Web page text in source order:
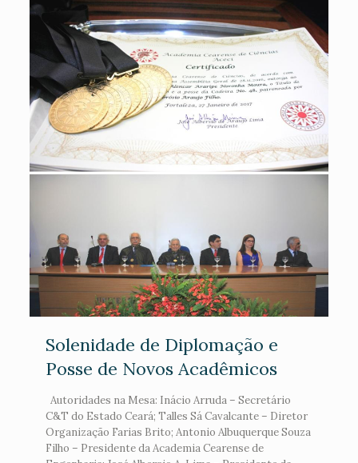
Solenidade de Diplomação e
Posse de Novos Acadêmicos
Autoridades na Mesa: Inácio Arruda – Secretário
C&T do Estado Ceará; Talles Sá Cavalcante – Diretor
Organização Farias Brito; Antonio Albuquerque Souza
Filho – Presidente da Academia Cearense de